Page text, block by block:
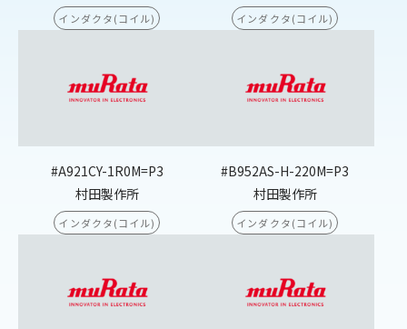
インダクタ(コイル) インダクタ(コイル)
#A921CY-1R0M=P3
村田製作所
インダクタ(コイル)
#B952AS-H-220M=P3
村田製作所
インダクタ(コイル)